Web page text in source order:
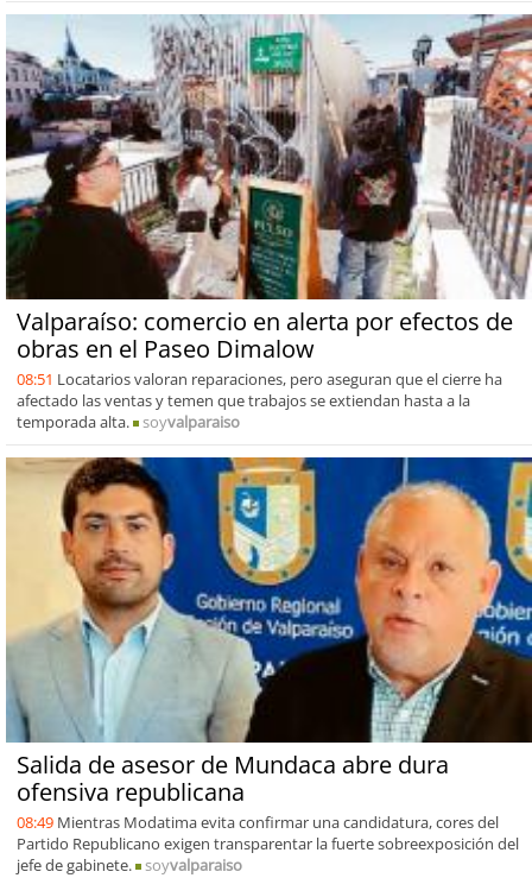
Valparaíso: comercio en alerta por efectos de
obras en el Paseo Dimalow
08:51 Locatarios valoran reparaciones, pero aseguran que el cierre ha
afectado las ventas y temen que trabajos se extiendan hasta a la
temporada alta.
soyvalparaiso
Salida de asesor de Mundaca abre dura
ofensiva republicana
08:49 Mientras Modatima evita confirmar una candidatura, cores del
Partido Republicano exigen transparentar la fuerte sobreexposición del
jefe de gabinete.
soyvalparaiso